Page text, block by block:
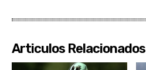
Articulos Relacionados